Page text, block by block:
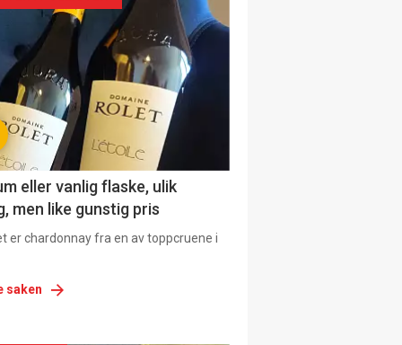
eller vanlig flaske, ulik
men like gunstig pris
er chardonnay fra en av toppcruene i
saken